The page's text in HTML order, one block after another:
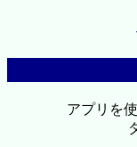
アプリを